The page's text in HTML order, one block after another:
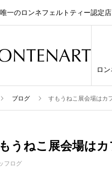
一のロンネフェルトティー認定店
ロ
ブログ すもうねこ展会場はカ
うねこ展会場は
フログ